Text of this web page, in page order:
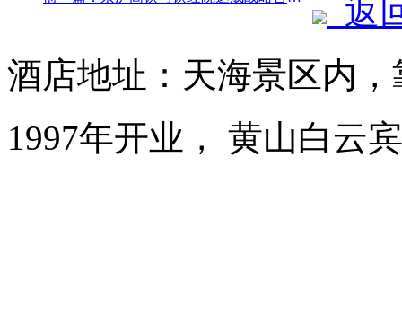
返
酒店地址：天海景区内
1997年开业， 黄山白